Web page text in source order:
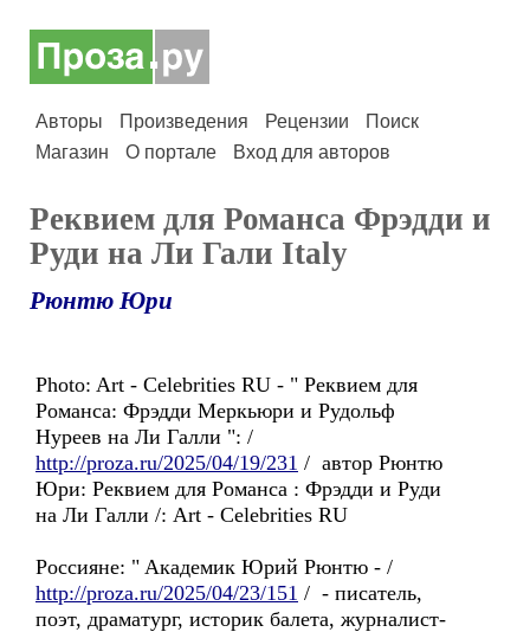
Авторы Произведения Рецензии
Поиск
Магазин
О портале Вход для авторов
Реквием для Романса Фрэдди и
Руди на Ли Гали Italy
Рюнтю Юри
Photo: Art - Celebrities RU - " Реквием для
Романса: Фрэдди Меркьюри и Рудольф
Нуреев на Ли Галли ": /
http://proza.ru/2025/04/19/231 / автор Рюнтю
Юри: Реквием для Романса : Фрэдди и Руди
на Ли Галли /: Art - Celebrities RU
Россиянe: " Aкадемик Юрий Рюнтю - /
http://proza.ru/2025/04/23/151 / - писатель,
поэт, драматург, историк балета, журналист-